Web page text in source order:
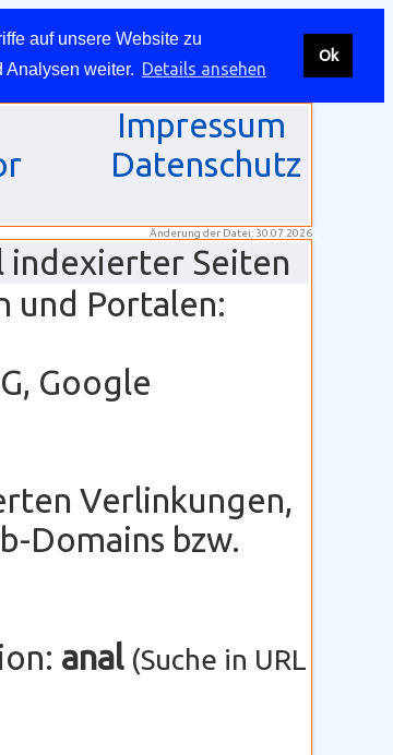
auf unsere Website zu
Analysen weiter. Details ansehen
Ok
Impressum
Datenschutz
Änderung der Datei: 30.07.2026
indexierter Seiten
und Portalen:
Google
Verlinkungen,
Domains bzw.
anal (Suche in URL